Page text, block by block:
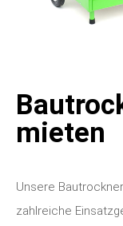
mieten
Unsere
zahlreiche